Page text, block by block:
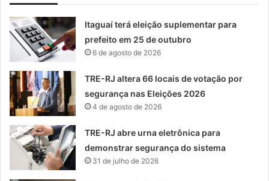
Itaguaí terá eleição suplementar para
prefeito em 25 de outubro
6 de agosto de 2026
TRE-RJ altera 66 locais de votação por
segurança nas Eleições 2026
4 de agosto de 2026
TRE-RJ abre urna eletrônica para
demonstrar segurança do sistema
31 de julho de 2026